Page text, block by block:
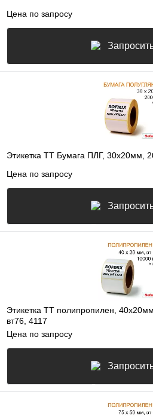
Цена по запросу
Этикетка ТТ Бумага ПЛГ, 30х20мм,
Цена по запросу
Этикетка ТТ полипропилен,
вт76, 4117
Цена по запросу